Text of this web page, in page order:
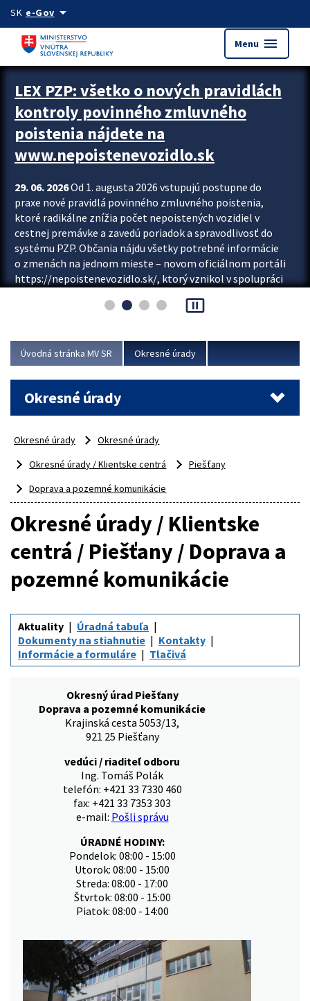
Preskocit na hlavný obsah
SK e-Govarrow_drop_down
Menu menu
Zastavit automatický posun upútavok
LEX PZP: všetko o nových pravidlách
kontroly povinného zmluvného
poistenia nájdete na
www.nepoistenevozidlo.sk
29. 06. 2026Od 1. augusta 2026 vstupujú postupne do
praxe nové pravidlá povinného zmluvného poistenia,
ktoré radikálne znížia počet nepoistených vozidiel v
cestnej premávke a zavedú poriadok a spravodlivosť do
systému PZP. Občania nájdu všetky potrebné informácie
o zmenách na jednom mieste – novom oficiálnom portáli
https://nepoistenevozidlo.sk/, ktorý vznikol v spolupráci
asociácie poisťovní (SLASPO) a Ministerstva vnútra SR.
Viac
pause_presentation
Úvodná stránka MV SR Okresné úrady
Okresné úrady
Okresné úrady
Okresné úrady
Okresné úrady / Klientske centrá
Piešťany
Doprava a pozemné komunikácie
Okresné úrady / Klientske
centrá / Piešťany / Doprava a
pozemné komunikácie
Aktuality
Úradná tabuľa
Dokumenty na stiahnutie
Kontakty
Informácie a formuláre
Tlačivá
Okresný úrad Piešťany
Doprava a pozemné komunikácie
Krajinská cesta 5053/13,
921 25 Piešťany
vedúci / riaditeľ odboru
Ing. Tomáš Polák
telefón: +421 33 7330 460
fax: +421 33 7353 303
e-mail: Pošli správu
ÚRADNÉ HODINY:
Pondelok: 08:00 - 15:00
Utorok: 08:00 - 15:00
Streda: 08:00 - 17:00
Štvrtok: 08:00 - 15:00
Piatok: 08:00 - 14:00